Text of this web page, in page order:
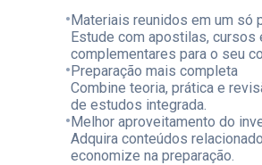
•Materiais reunidos em um só
Estude com apostilas, cursos
complementares para o seu
•Preparação mais completa
Combine teoria, prática e
de estudos integrada.
•Melhor aproveitamento do
Adquira conteúdos
economize na preparação.